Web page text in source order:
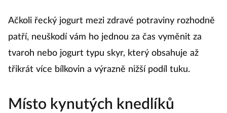
Ačkoli řecký jogurt mezi zdravé potraviny rozhodně
patří, neuškodí vám ho jednou za čas vyměnit za
tvaroh nebo jogurt typu skyr, který obsahuje až
třikrát více bílkovin a výrazně nižší podíl tuku.
Místo kynutých knedlíků